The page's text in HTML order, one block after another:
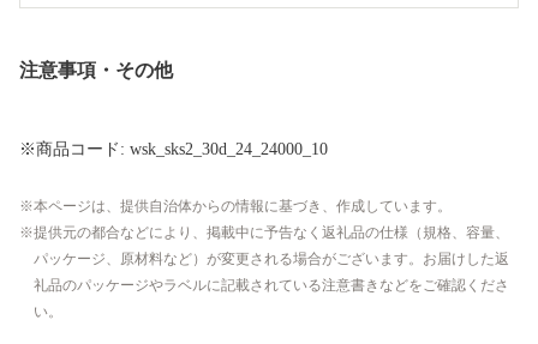
注意事項・その他
※商品コード: wsk_sks2_30d_24_24000_10
本ページは、提供自治体からの情報に基づき、作成しています。
提供元の都合などにより、掲載中に予告なく返礼品の仕様（規格、容量、
パッケージ、原材料など）が変更される場合がございます。お届けした返
礼品のパッケージやラベルに記載されている注意書きなどをご確認くださ
い。